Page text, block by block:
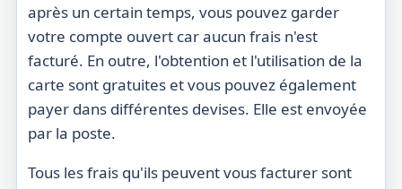
après un certain temps, vous pouvez garder
votre compte ouvert car aucun frais n'est
facturé. En outre, l'obtention et l'utilisation de la
carte sont gratuites et vous pouvez également
payer dans différentes devises. Elle est envoyée
par la poste.
Tous les frais qu'ils peuvent vous facturer sont